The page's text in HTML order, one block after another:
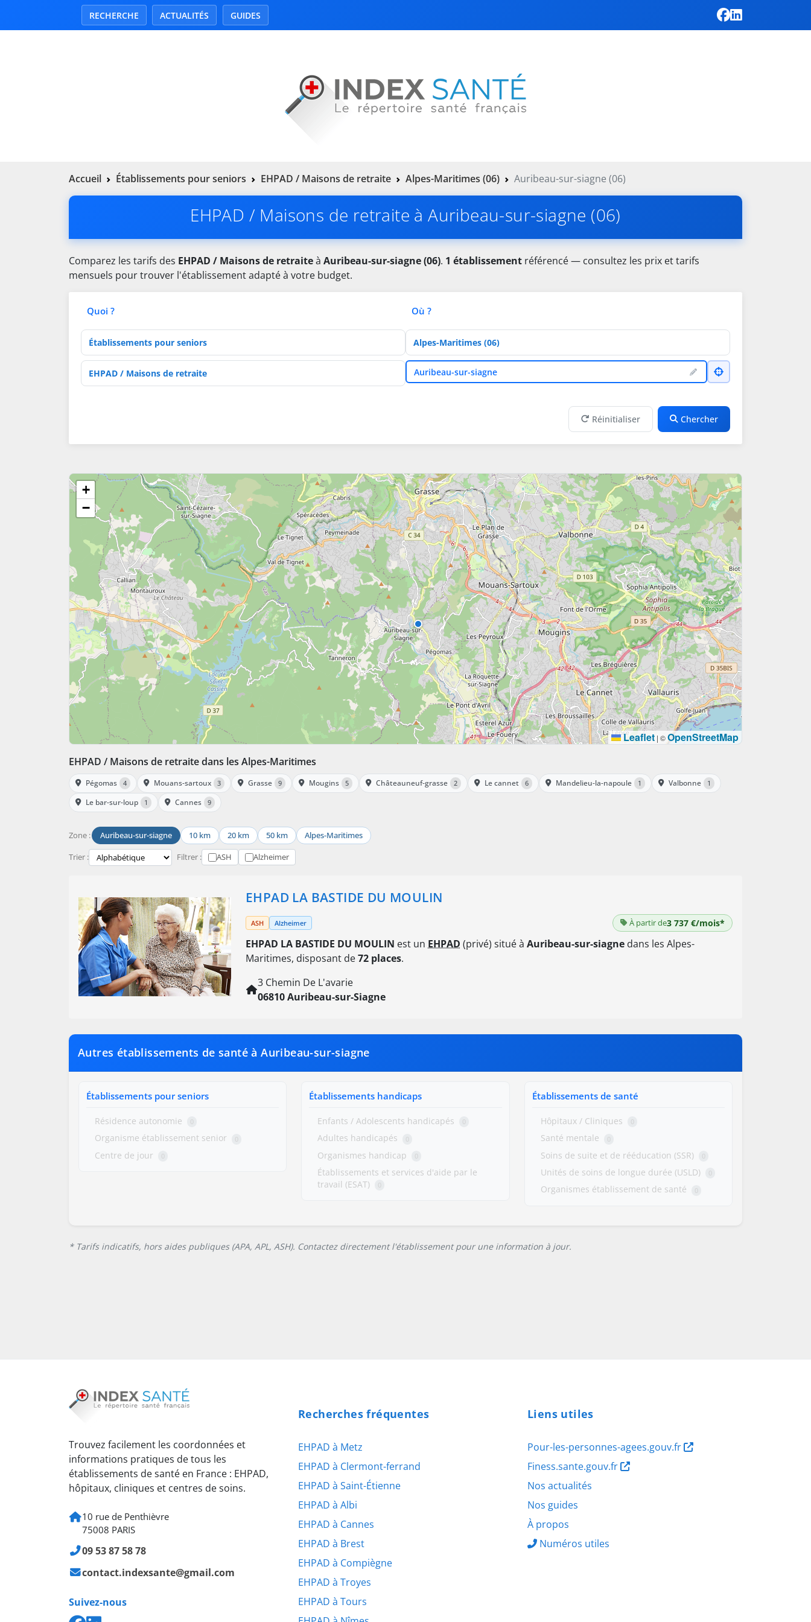
RECHERCHE ACTUALITÉS GUIDES
Accueil Établissements pour seniors EHPAD / Maisons de retraite Alpes-Maritimes (06) Auribeau-sur-siagne (06)
EHPAD / Maisons de retraite à Auribeau-sur-siagne (06)
Comparez les tarifs des EHPAD / Maisons de retraiteà Auribeau-sur-siagne (06). 1 établissement référencé — consultez les prix et tarifs
mensuels pour trouver l'établissement adapté à votre budget.
Quoi ?
Type d'établissement
Activités de soins
Où ?
Département
VilleAuribeau-sur-siagne
Réinitialiser Chercher
+
−
Leaflet | ©OpenStreetMap
EHPAD / Maisons de retraite dans les Alpes-Maritimes
Pégomas 4 Mouans-sartoux 3 Grasse 9 Mougins 5 Châteauneuf-grasse 2 Le cannet 6 Mandelieu-la-napoule 1 Valbonne 1
Le bar-sur-loup 1 Cannes 9
Zone : Auribeau-sur-siagne 10 km 20 km 50 km Alpes-Maritimes
Trier : Filtrer : ASH Alzheimer
EHPAD LA BASTIDE DU MOULIN
ASH Alzheimer À partir de3 737 €/mois*
EHPAD LA BASTIDE DU MOULIN est un EHPAD (privé) situé à Auribeau-sur-siagne dans les Alpes-
Maritimes, disposant de72 places.
3 Chemin De L'avarie
06810 Auribeau-sur-Siagne
Autres établissements de santé à Auribeau-sur-siagne
Établissements pour seniors
Résidence autonomie 0
Organisme établissement senior 0
Centre de jour 0
Établissements handicaps
Enfants / Adolescents handicapés 0
Adultes handicapés 0
Organismes handicap 0
Établissements et services d'aide par le
travail (ESAT)
0
Établissements de santé
Hôpitaux / Cliniques 0
Santé mentale 0
Soins de suite et de rééducation (SSR) 0
Unités de soins de longue durée (USLD) 0
Organismes établissement de santé 0
* Tarifs indicatifs, hors aides publiques (APA, APL, ASH). Contactez directement l'établissement pour une information à jour.
Trouvez facilement les coordonnées et
informations pratiques de tous les
établissements de santé en France : EHPAD,
hôpitaux, cliniques et centres de soins.
10 rue de Penthièvre
75008 PARIS
09 53 87 58 78
contact.indexsante@gmail.com
Suivez-nous
Recherches fréquentes
EHPAD à Metz
EHPAD à Clermont-ferrand
EHPAD à Saint-Étienne
EHPAD à Albi
EHPAD à Cannes
EHPAD à Brest
EHPAD à Compiègne
EHPAD à Troyes
EHPAD à Tours
Liens utiles
Pour-les-personnes-agees.gouv.fr
Finess.sante.gouv.fr
Nos actualités
Nos guides
À propos
Numéros utiles